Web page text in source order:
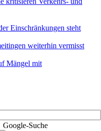
Einschränkungen steht
weiterhin vermisst
Mängel mit
Google-Suche